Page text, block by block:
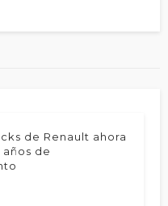
de Renault ahora
de